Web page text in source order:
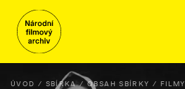
ÚVOD SBÍRKA OBSAH SBÍRKY FILMY